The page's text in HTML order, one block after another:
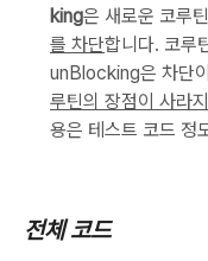
king은 새로운 코루
를 차단합니다. 코루
unBlocking은 차단
루틴의 장점이 사라
용은 테스트 코드 정
전체 코드